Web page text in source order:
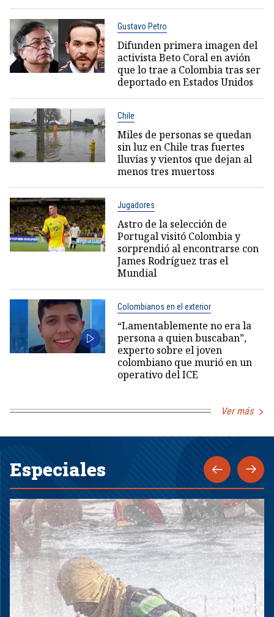
Gustavo Petro
Difunden primera imagen del
activista Beto Coral en avión
que lo trae a Colombia tras ser
deportado en Estados Unidos
Chile
Miles de personas se quedan
sin luz en Chile tras fuertes
lluvias y vientos que dejan al
menos tres muertoss
Jugadores
Astro de la selección de
Portugal visitó Colombia y
sorprendió al encontrarse con
James Rodríguez tras el
Mundial
Colombianos en el exterior
“Lamentablemente no era la
persona a quien buscaban”,
experto sobre el joven
colombiano que murió en un
operativo del ICE
Ver más
Especiales